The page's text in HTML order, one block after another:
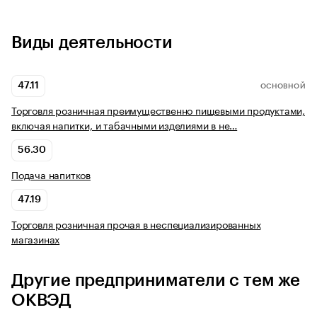
Виды деятельности
47.11 ОСНОВНОЙ
Торговля розничная преимущественно пищевыми продуктами,
включая напитки, и табачными изделиями в не…
56.30
Подача напитков
47.19
Торговля розничная прочая в неспециализированных
магазинах
Другие предприниматели с тем же
ОКВЭД